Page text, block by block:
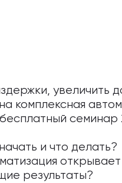
увеличить
комплексная
семинар
и что делать?
результаты?